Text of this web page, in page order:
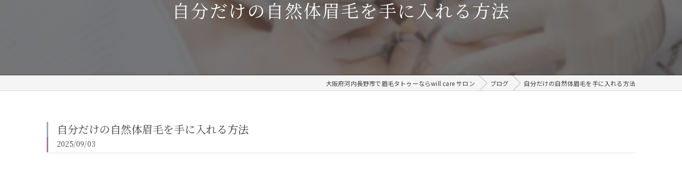
自然
サロン
自分だけの自然体眉毛を手に入れる方法
大阪府河内長野市で眉毛タトゥーならwill care サロン ブログ 自分だけの自然体眉毛を手に入れる方法
自分だけの自然体眉毛を手に入れる方法
2025/09/03